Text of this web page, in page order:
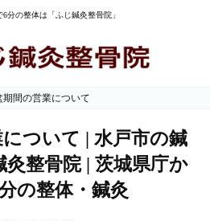
分の整体は「ふじ鍼灸整骨院」
期間の営業について
ついて | 水戸市の鍼
整骨院 | 茨城県庁か
の整体・鍼灸